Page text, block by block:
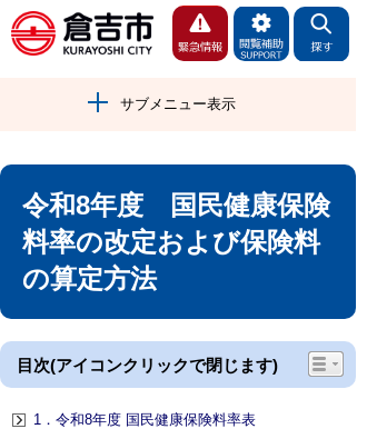
サブメニュー表示
令和8年度 国民健康保険
料率の改定および保険料
の算定方法
目次(アイコンクリックで閉じます)
1．令和8年度 国民健康保険料率表